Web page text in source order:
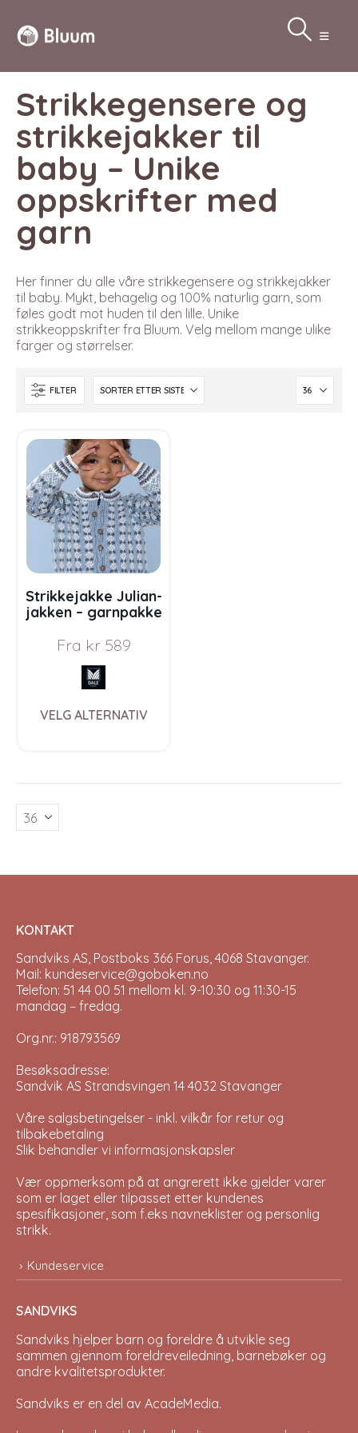
Strikkegensere og
strikkejakker til
baby – Unike
oppskrifter med
garn
Her finner du alle våre strikkegensere og strikkejakker
til baby. Mykt, behagelig og 100% naturlig garn, som
føles godt mot huden til den lille. Unike
strikkeoppskrifter fra Bluum. Velg mellom mange ulike
farger og størrelser.
FILTER
Strikkejakke Julian-
jakken – garnpakke
Baby Wool
Fra kr589
VELG ALTERNATIV
The
KONTAKT
Sandviks AS, Postboks 366 Forus, 4068 Stavanger.
Mail: kundeservice@goboken.no
Telefon: 51 44 00 51 mellom kl. 9-10:30 og 11:30-15
mandag – fredag.
Org.nr.: 918793569
Besøksadresse:
Sandvik AS Strandsvingen 14 4032 Stavanger
Våre salgsbetingelser - inkl. vilkår for retur og
tilbakebetaling
Slik behandler vi informasjonskapsler
Vær oppmerksom på at angrerett ikke gjelder varer
som er laget eller tilpasset etter kundenes
spesifikasjoner, som f.eks navneklister og personlig
strikk.
Kundeservice
SANDVIKS
Sandviks hjelper barn og foreldre å utvikle seg
sammen gjennom foreldreveiledning, barnebøker og
andre kvalitetsprodukter.
Sandviks er en del av AcadeMedia.